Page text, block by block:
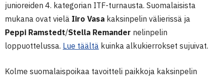
junioreiden 4. kategorian ITF-turnausta. Suomalaisista
mukana ovat vielä Iiro Vasa kaksinpelin välierissä ja
Peppi Ramstedt/Stella Remander nelinpelin
loppuottelussa. Lue täältä kuinka alkukierrokset sujuivat.
Kolme suomalaispoikaa tavoitteli paikkoja kaksinpelin